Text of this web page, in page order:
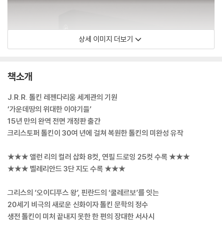
상세 이미지 더보기
책소개
J.R.R. 톨킨 레젠다리움 세계관의 기원
‘가운데땅의 위대한 이야기들’
15년 만의 완역 전면 개정판 출간
크리스토퍼 톨킨이 30여 년에 걸쳐 복원한 톨킨의 미완성 유작
★★★ 앨런 리의 컬러 삽화 8컷, 연필 드로잉 25컷 수록 ★★★
★★★ 벨레리안드 3단 지도 수록 ★★★
그리스의 ‘오이디푸스 왕’, 핀란드의 ‘쿨레르보’를 잇는
20세기 비극의 새로운 신화이자 톨킨 문학의 정수
생전 톨킨이 미처 끝내지 못한 한 편의 장대한 서사시